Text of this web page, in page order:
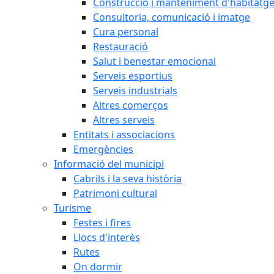
Consultoria, comunicació i imatge
Cura personal
Restauració
Salut i benestar emocional
Serveis esportius
Serveis industrials
Altres comerços
Altres serveis
Entitats i associacions
Emergències
Informació del municipi
Cabrils i la seva història
Patrimoni cultural
Turisme
Festes i fires
Llocs d'interès
Rutes
On dormir